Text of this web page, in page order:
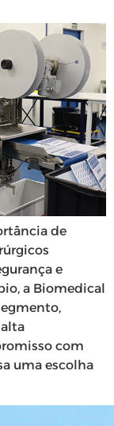
de
e
a Biomedical
com
uma escolha